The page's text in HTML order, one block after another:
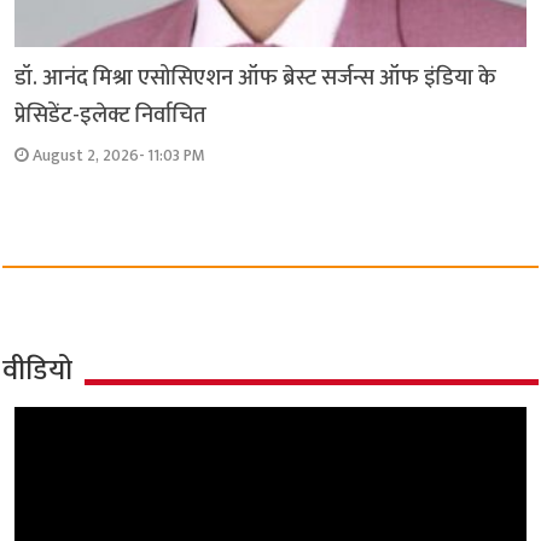
डॉ. आनंद मिश्रा एसोसिएशन ऑफ ब्रेस्ट सर्जन्स ऑफ इंडिया के
प्रेसिडेंट-इलेक्ट निर्वाचित
August 2, 2026- 11:03 PM
वीडियो